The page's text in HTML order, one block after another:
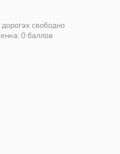
свободно
0 баллов